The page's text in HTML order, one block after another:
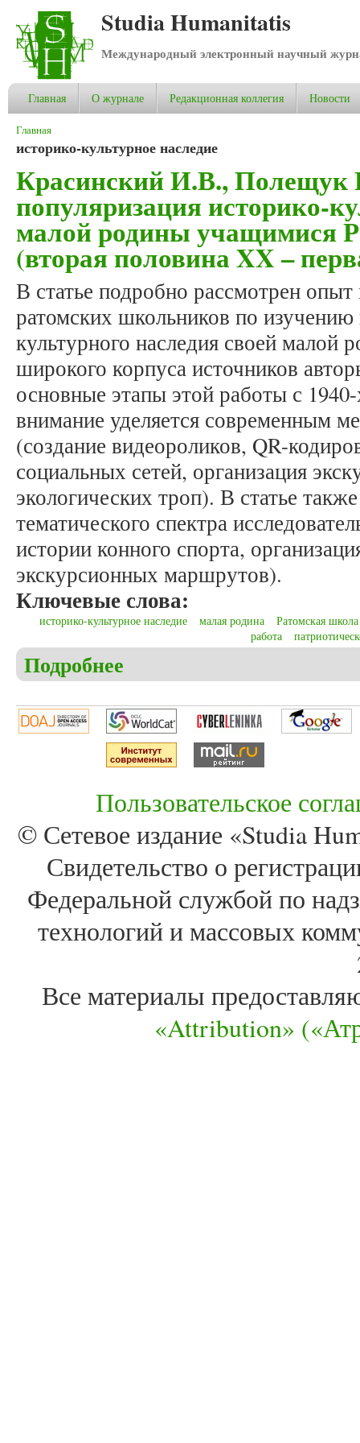
Studia Humanitatis
Международный электронный научный
Главная О журнале Редакционная коллегия Новости
Вы здесь
Главная
историко-культурное наследие
Красинский И.В., Полещук
популяризация историко-
малой родины учащимися
(вторая половина XX –
В статье подробно рассмотрен
ратомских школьников по
культурного наследия своей малой
широкого корпуса источников
основные этапы этой работы с
внимание уделяется современным
(создание видеороликов, QR-
социальных сетей, организация
экологических троп). В статье
тематического спектра
истории конного спорта,
экскурсионных маршрутов).
Ключевые слова:
историко-культурное наследие малая родина
Ратомская школа
работа
Подробнее
Пользовательское
© Сетевое издание «Studia
Свидетельство о
Федеральной службой по
технологий и массовых
Все материалы
«Attribution»